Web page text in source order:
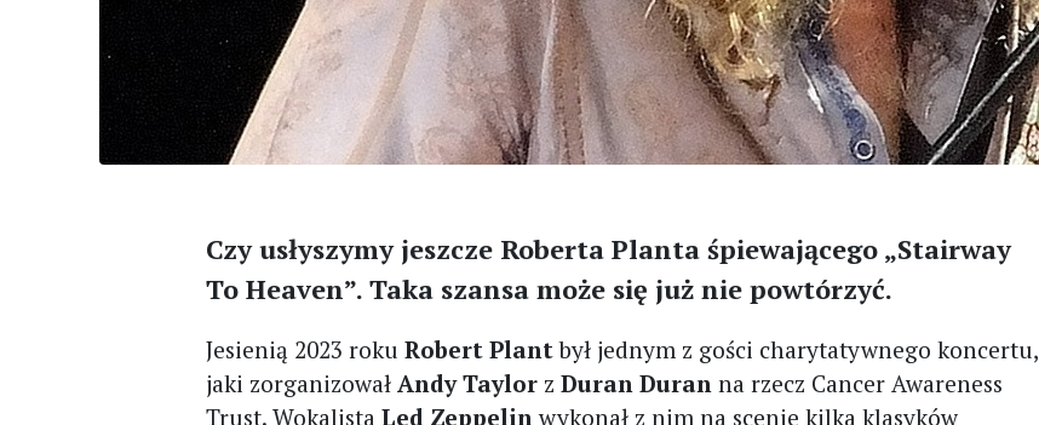
Czy usłyszymy jeszcze Roberta Planta śpiewającego „Stairway
To Heaven”. Taka szansa może się już nie powtórzyć.
Jesienią 2023 rokuRobert Plantbył jednym z gości charytatywnego koncertu,
jaki zorganizowałAndy Taylor zDuran Duran na rzecz Cancer Awareness
Trust. WokalistaLed Zeppelinwykonał z nim na scenie kilka klasyków